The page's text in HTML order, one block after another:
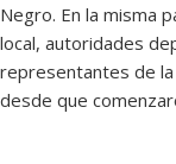
Negro. En la misma
local, autoridades
representantes de la
desde que